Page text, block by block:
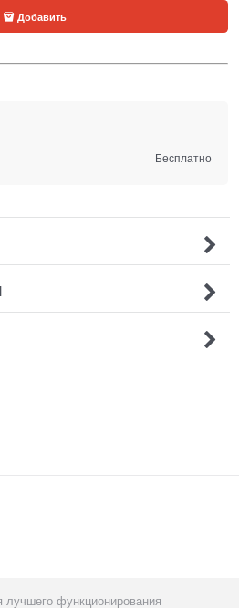
Добавить
Бесплатно
функционирования